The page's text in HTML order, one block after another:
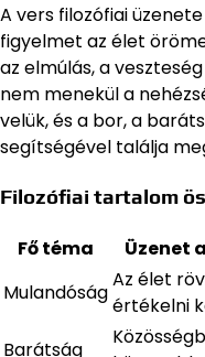
A vers filozófiai
figyelmet az élet
az elmúlás, a
nem menekül a
velük, és a bor, a
segítségével találja
Filozófiai tartalom
Fő téma Üzenet
Mulandóság
Az élet
értékelni
Barátság